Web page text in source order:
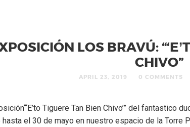
LOS BRAVÚ:
CHIVO”
APRIL 23, 2019 0 COMMENTS
Tiguere Tan Bien Chivo’” del fantastico
el 30 de mayo en nuestro espacio de la Torre